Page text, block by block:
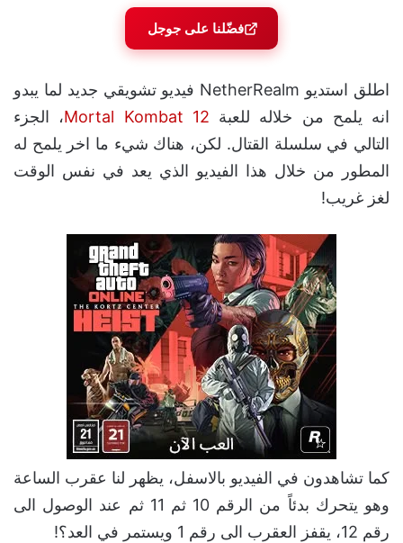
فضّلنا على جوجل
اطلق استديو NetherRealm فيديو تشويقي جديد لما يبدو
انه يلمح من خلاله للعبة Mortal Kombat 12، الجزء
التالي في سلسلة القتال. لكن، هناك شيء ما اخر يلمح له
المطور من خلال هذا الفيديو الذي يعد في نفس الوقت
لغز غريب!
كما تشاهدون في الفيديو بالاسفل، يظهر لنا عقرب الساعة
وهو يتحرك بدئاً من الرقم 10 ثم 11 ثم عند الوصول الى
رقم 12، يقفز العقرب الى رقم 1 ويستمر في العد؟!